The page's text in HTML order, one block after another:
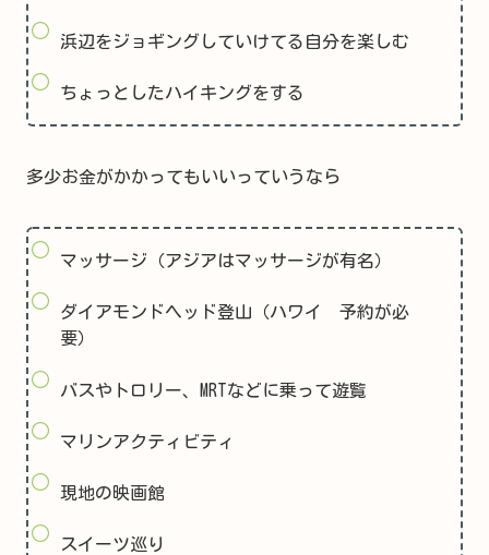
浜辺をジョギングしていけてる自分を楽しむ
ちょっとしたハイキングをする
多少お金がかかってもいいっていうなら
マッサージ（アジアはマッサージが有名）
ダイアモンドヘッド登山（ハワイ 予約が必
要）
バスやトロリー、MRTなどに乗って遊覧
マリンアクティビティ
現地の映画館
スイーツ巡り